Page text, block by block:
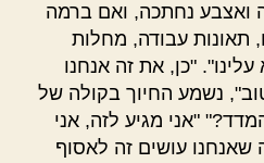
ואצבע נחתכה, ואם ברמה
תאונות עבודה, מחלות
"כן, את זה אנחנו
נשמע החיוך בקולה של
"אני מגיע לזה, אני
עושים זה לאסוף